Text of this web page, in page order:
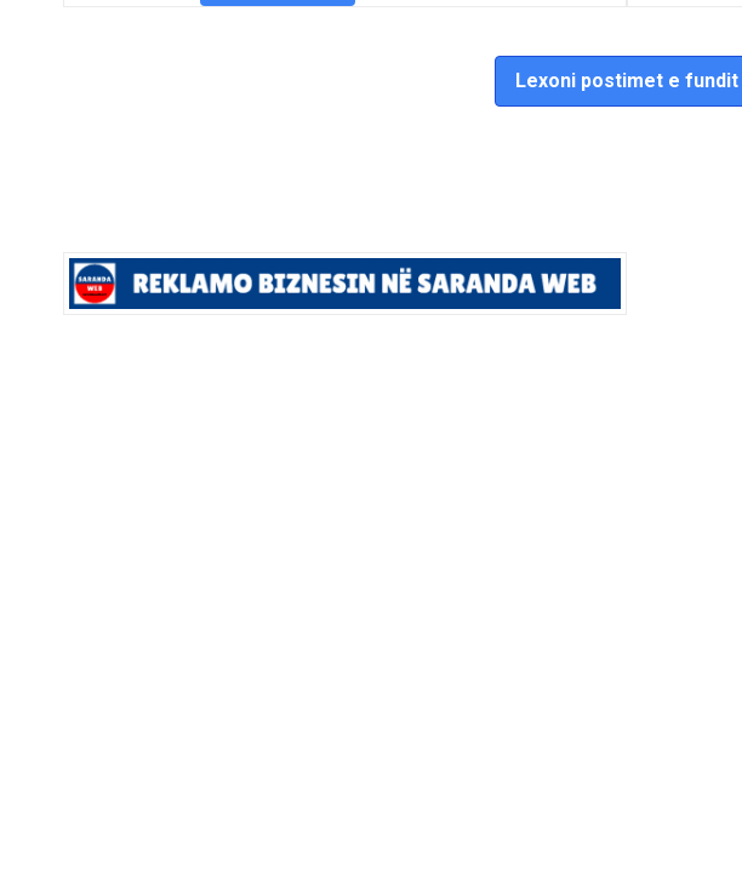
Lexoni postimet e fundit